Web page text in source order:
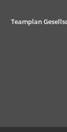
Teamplan